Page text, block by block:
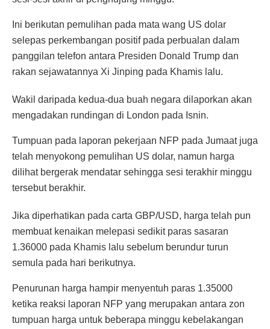
Ini berikutan pemulihan pada mata wang US dolar
selepas perkembangan positif pada perbualan dalam
panggilan telefon antara Presiden Donald Trump dan
rakan sejawatannya Xi Jinping pada Khamis lalu.
Wakil daripada kedua-dua buah negara dilaporkan akan
mengadakan rundingan di London pada Isnin.
Tumpuan pada laporan pekerjaan NFP pada Jumaat juga
telah menyokong pemulihan US dolar, namun harga
dilihat bergerak mendatar sehingga sesi terakhir minggu
tersebut berakhir.
Jika diperhatikan pada carta GBP/USD, harga telah pun
membuat kenaikan melepasi sedikit paras sasaran
1.36000 pada Khamis lalu sebelum berundur turun
semula pada hari berikutnya.
Penurunan harga hampir menyentuh paras 1.35000
ketika reaksi laporan NFP yang merupakan antara zon
tumpuan harga untuk beberapa minggu kebelakangan